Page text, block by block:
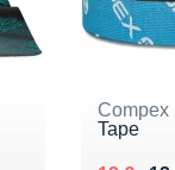
Compex
Tape